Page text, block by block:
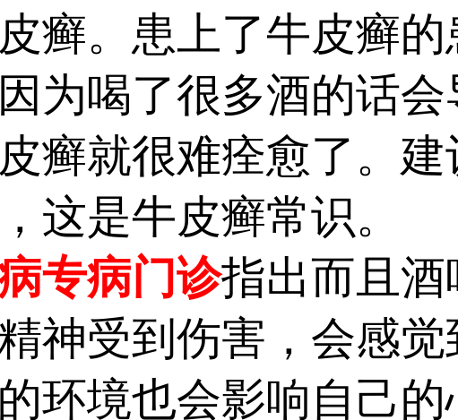
癣。患上了牛皮癣
为喝了很多酒的话
癣就很难痊愈了。
这是牛皮癣常识。
专病门诊指出而且
神受到伤害，会感
环境也会影响自己